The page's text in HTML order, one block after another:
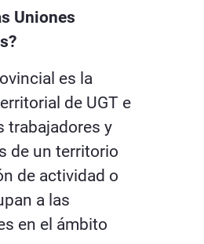
Uniones
es la
de UGT e
trabajadores y
de un territorio
de actividad o
a las
en el ámbito